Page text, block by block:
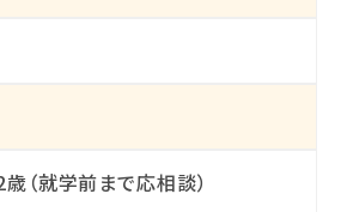
（就学前まで応相談）